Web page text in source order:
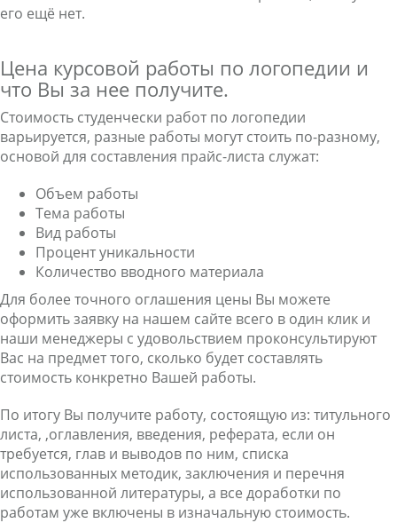
его ещё нет.
Цена курсовой работы по логопедии и
что Вы за нее получите.
Стоимость студенчески работ по логопедии
варьируется, разные работы могут стоить по-разному,
основой для составления прайс-листа служат:
Объем работы
Тема работы
Вид работы
Процент уникальности
Количество вводного материала
Для более точного оглашения цены Вы можете
оформить заявку на нашем сайте всего в один клик и
наши менеджеры с удовольствием проконсультируют
Вас на предмет того, сколько будет составлять
стоимость конкретно Вашей работы.
По итогу Вы получите работу, состоящую из: титульного
листа, ,оглавления, введения, реферата, если он
требуется, глав и выводов по ним, списка
использованных методик, заключения и перечня
использованной литературы, а все доработки по
работам уже включены в изначальную стоимость.